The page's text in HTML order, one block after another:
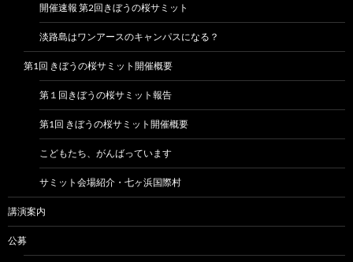
開催速報 第2回きぼうの桜サミット
淡路島はワンアースのキャンパスになる？
第1回 きぼうの桜サミット開催概要
第１回きぼうの桜サミット報告
第1回 きぼうの桜サミット開催概要
こどもたち、がんばっています
サミット会場紹介・七ヶ浜国際村
講演案内
公募